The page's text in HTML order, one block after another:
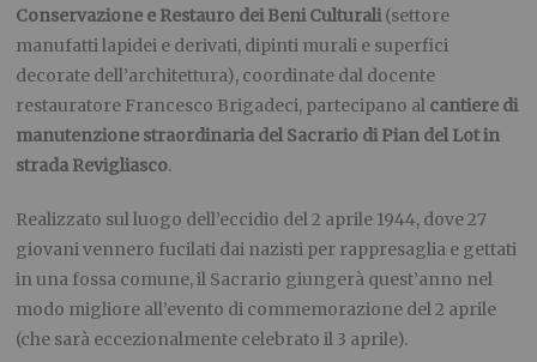
Conservazione e Restauro dei Beni Culturali(settore
manufatti lapidei e derivati, dipinti murali e superfici
decorate dell’architettura), coordinate dal docente
restauratore Francesco Brigadeci, partecipano al cantiere di
manutenzione straordinaria del Sacrario di Pian del Lot in
strada Revigliasco.
Realizzato sul luogo dell’eccidio del 2 aprile 1944, dove 27
giovani vennero fucilati dai nazisti per rappresaglia e gettati
in una fossa comune, il Sacrario giungerà quest’anno nel
modo migliore all’evento di commemorazione del 2 aprile
(che sarà eccezionalmente celebrato il 3 aprile).